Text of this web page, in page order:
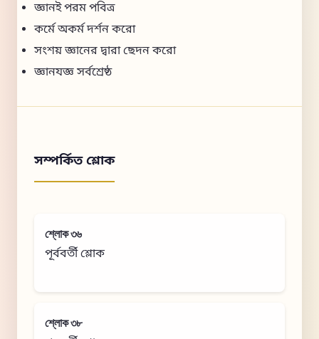
জ্ঞানই পরম পবিত্র
কর্মে অকর্ম দর্শন করো
সংশয় জ্ঞানের দ্বারা ছেদন করো
জ্ঞানযজ্ঞ সর্বশ্রেষ্ঠ
সম্পর্কিত শ্লোক
শ্লোক ৩৬
পূর্ববর্তী শ্লোক
শ্লোক ৩৮